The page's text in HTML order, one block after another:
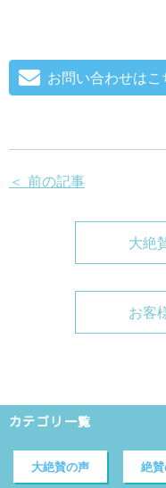
お問い合わせはこ
＜ 前の記事
大絶
お客
カテゴリ一覧
大絶賛の声 絶